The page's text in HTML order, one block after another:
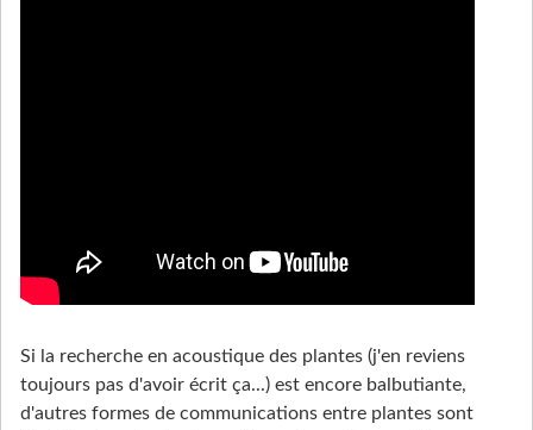
Si la recherche en acoustique des plantes (j'en reviens
toujours pas d'avoir écrit ça...) est encore balbutiante,
d'autres formes de communications entre plantes sont